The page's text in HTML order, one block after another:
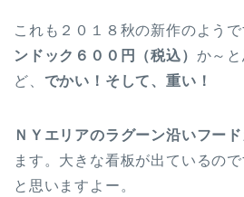
これも２０１８秋の新作のようで
ンドック６００円（税込） か～
ど、 でかい！そして、重い！
ＮＹエリアのラグーン沿いフー
ます。大きな看板が出ているの
と思いますよー。